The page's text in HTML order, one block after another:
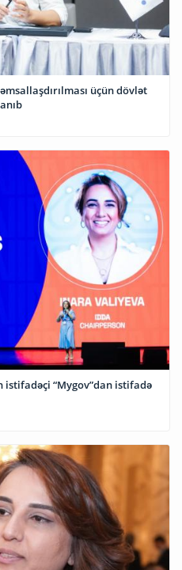
üçün dövlət
istifadəçi “Mygov”dan istifadə